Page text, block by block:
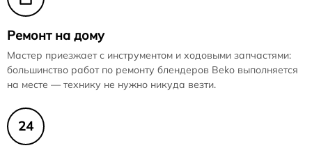
Ремонт на дому
Мастер приезжает с инструментом и ходовыми запчастями:
большинство работ по ремонту блендеров Beko выполняется
на месте — технику не нужно никуда везти.
24